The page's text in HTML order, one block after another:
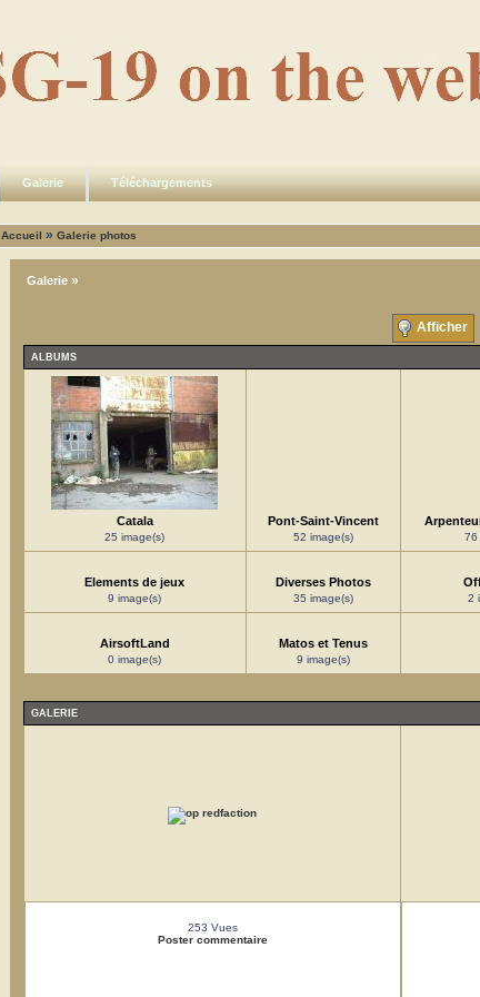
Galerie Téléchargements
Accueil »Galerie photos
Galerie»
Afficher
ALBUMS
Catala
25 image(s)
Pont-Saint-Vincent
52 image(s) 76
Elements de jeux
9 image(s)
Diverses Photos
35 image(s) 2
AirsoftLand
0 image(s)
Matos et Tenus
9 image(s)
GALERIE
253 Vues
Poster commentaire